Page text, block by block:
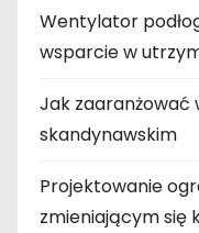
Wentylator
wsparcie w
Jak zaaranżować
skandynawskim
Projektowanie
zmieniającym się